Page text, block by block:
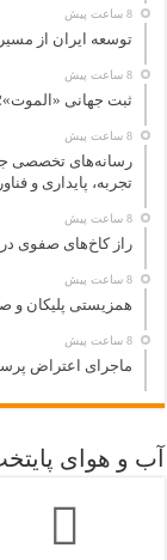
8 ساعت پیش
توسعه ایران از
8 ساعت پیش
ثبت جهانی
8 ساعت پیش
تجربه، پایداری و
8 ساعت پیش
راز کاخ‌های صفوی
8 ساعت پیش
همزیستی پلیکان و
8 ساعت پیش
ماجرای اعتراض
آب و هوای